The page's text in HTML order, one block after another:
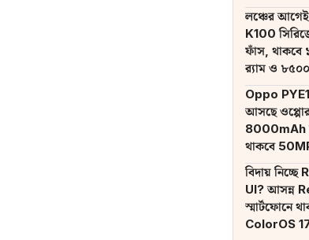
লঞ্চের
K100
ফাঁস, থাকবে
র‌্যাম ও
ব্যাটারি
Oppo
আসছে
8000mAh
থাকবে
বিদায়
UI? আসন্ন
স্মার্টফোনে
ColorOS